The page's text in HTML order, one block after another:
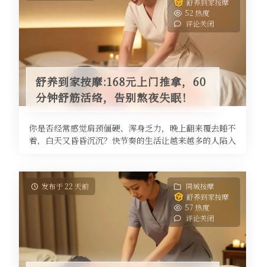
52 热度
评论关闭
舒养到家按摩:168元上门推拿，60
分钟舒筋活络，告别熬夜失眠！
你是否经常感觉肩颈僵硬、浑身乏力，晚上翻来覆去睡不
着，白天又昏昏沉沉？快节奏的生活让越来越多的人陷入
发布于 22 天前
同城按摩
舒养到家按摩
57 热度
评论关闭